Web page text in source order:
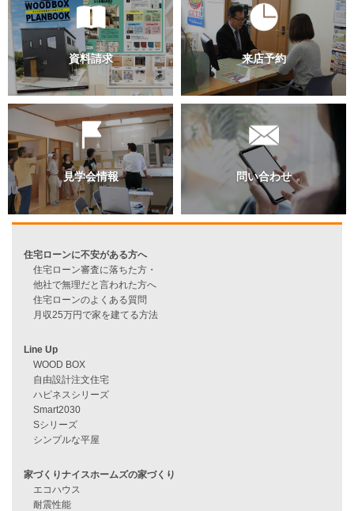
過去のブログ（月別）